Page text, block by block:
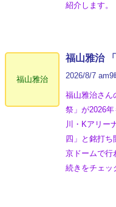
紹介します
福山雅治
福山雅治
2026/8/7 am9
福山雅治さん
祭」が2026
川・Kアリー
四」と銘打ち
京ドームで
続きをチェッ